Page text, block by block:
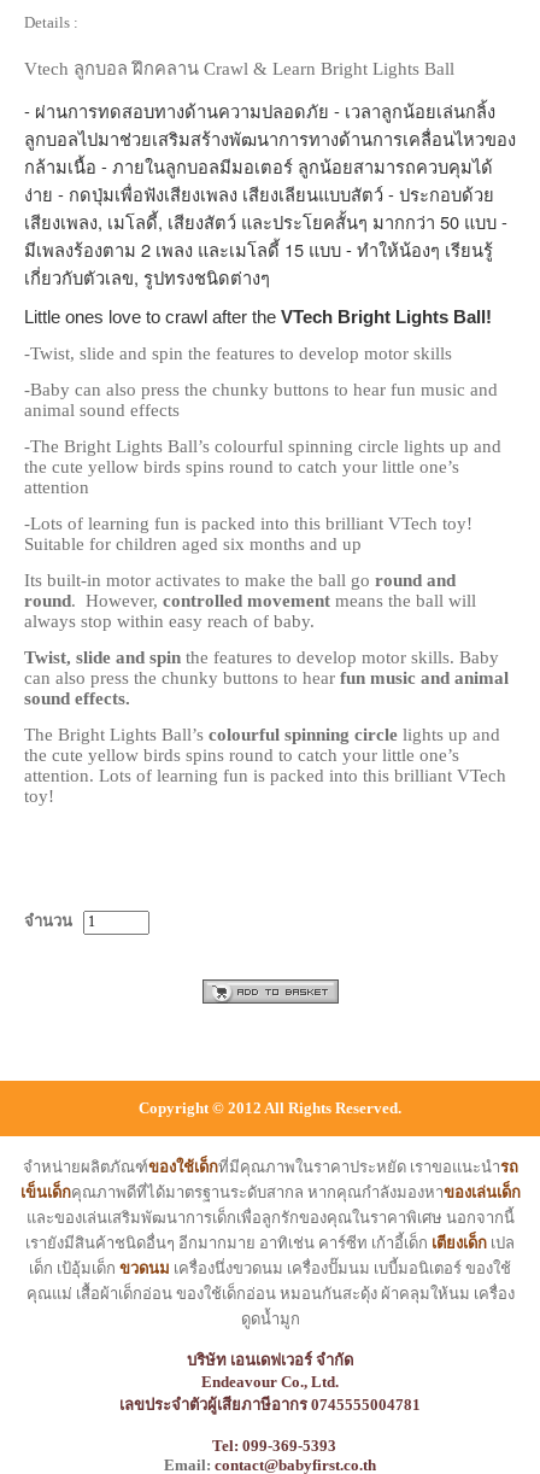
Details :
Vtech ลูกบอล ฝึกคลาน Crawl & Learn Bright Lights Ball
- ผ่านการทดสอบทางด้านความปลอดภัย - เวลาลูกน้อยเล่นกลิ้ง
ลูกบอลไปมาช่วยเสริมสร้างพัฒนาการทางด้านการเคลื่อนไหวของ
กล้ามเนื้อ - ภายในลูกบอลมีมอเตอร์ ลูกน้อยสามารถควบคุมได้
ง่าย - กดปุ่มเพื่อฟังเสียงเพลง เสียงเลียนแบบสัตว์ - ประกอบด้วย
เสียงเพลง, เมโลดี้, เสียงสัตว์ และประโยคสั้นๆ มากกว่า 50 แบบ -
มีเพลงร้องตาม 2 เพลง และเมโลดี้ 15 แบบ - ทำให้น้องๆ เรียนรู้
เกี่ยวกับตัวเลข, รูปทรงชนิดต่างๆ
Little ones love to crawl after the VTech Bright Lights Ball!
-Twist, slide and spin the features to develop motor skills
-Baby can also press the chunky buttons to hear fun music and
animal sound effects
-The Bright Lights Ball’s colourful spinning circle lights up and
the cute yellow birds spins round to catch your little one’s
attention
-Lots of learning fun is packed into this brilliant VTech toy!
Suitable for children aged six months and up
Its built-in motor activates to make the ball go round and
round. However, controlled movement means the ball will
always stop within easy reach of baby.
Twist, slide and spin the features to develop motor skills. Baby
can also press the chunky buttons to hear fun music and animal
sound effects.
The Bright Lights Ball’s colourful spinning circle lights up and
the cute yellow birds spins round to catch your little one’s
attention. Lots of learning fun is packed into this brilliant VTech
toy!
จำนวน
Copyright © 2012 All Rights Reserved.
จำหน่ายผลิตภัณฑ์ของใช้เด็กที่มีคุณภาพในราคาประหยัด เราขอแนะนำรถ
เข็นเด็กคุณภาพดีที่ได้มาตรฐานระดับสากล หากคุณกำลังมองหาของเล่นเด็ก
และของเล่นเสริมพัฒนาการเด็กเพื่อลูกรักของคุณในราคาพิเศษ นอกจากนี้
เรายังมีสินค้าชนิดอื่นๆ อีกมากมาย อาทิเช่น คาร์ซีท เก้าอี้เด็ก เตียงเด็ก เปล
เด็ก เป้อุ้มเด็ก ขวดนม เครื่องนึ่งขวดนม เครื่องปั๊มนม เบบี้มอนิเตอร์ ของใช้
คุณแม่ เสื้อผ้าเด็กอ่อน ของใช้เด็กอ่อน หมอนกันสะดุ้ง ผ้าคลุมให้นม เครื่อง
ดูดน้ำมูก
บริษัท เอนเดฟเวอร์ จำกัด
Endeavour Co., Ltd.
เลขประจำตัวผู้เสียภาษีอากร 0745555004781
Tel: 099-369-5393
Email: contact@babyfirst.co.th